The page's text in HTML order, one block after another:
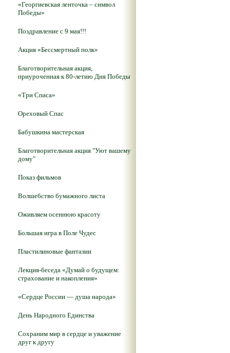
«Георгиевская ленточка – символ
Победы»
Поздравление с 9 мая!!!
Акция «Бессмертный полк»
Благотворительная акция,
приуроченная к 80-летию Дня Победы
«Три Спаса»
Ореховый Спас
Бабушкина мастерская
Благотворительная акция "Уют вашему
дому"
Показ фильмов
Волшебство бумажного листа
Оживляем осеннюю красоту
Большая игра в Поле Чудес
Пластилиновые фантазии
Лекция-беседа «Думай о будущем:
страхование и накопления»
«Сердце России — душа народа»
День Народного Единства
Сохраним мир в сердце и уважение
друг к другу